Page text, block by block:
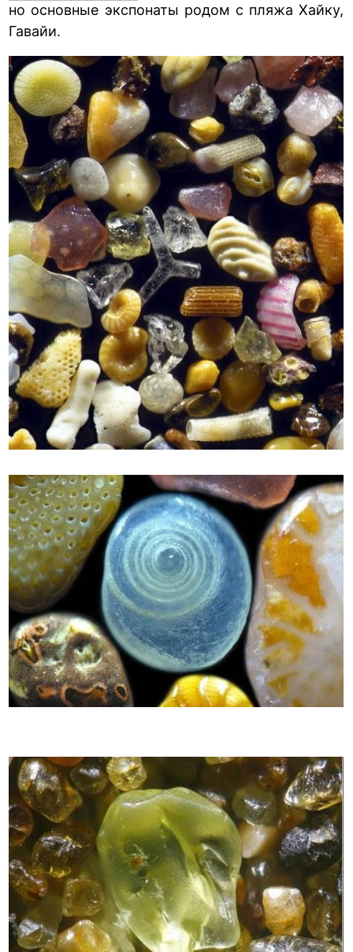
но основные экспонаты родом с пляжа Хайку,
Гавайи.